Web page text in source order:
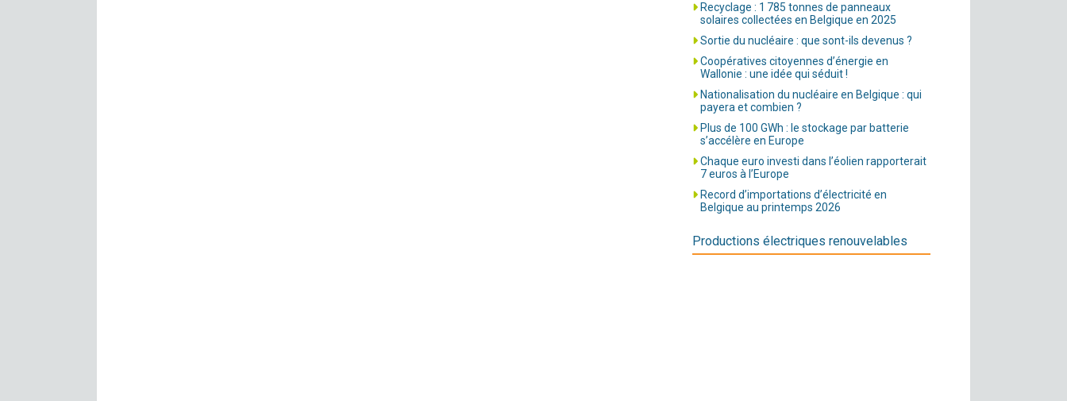
Recyclage : 1 785 tonnes de panneaux
solaires collectées en Belgique en 2025
Sortie du nucléaire : que sont-ils devenus ?
Coopératives citoyennes d’énergie en
Wallonie : une idée qui séduit !
Nationalisation du nucléaire en Belgique : qui
payera et combien ?
Plus de 100 GWh : le stockage par batterie
s’accélère en Europe
Chaque euro investi dans l’éolien rapporterait
7 euros à l’Europe
Record d’importations d’électricité en
Belgique au printemps 2026
Productions électriques renouvelables